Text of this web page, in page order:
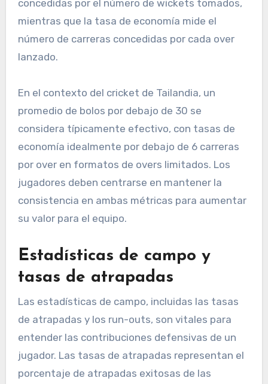
concedidas por el número de wickets tomados,
mientras que la tasa de economía mide el
número de carreras concedidas por cada over
lanzado.
En el contexto del cricket de Tailandia, un
promedio de bolos por debajo de 30 se
considera típicamente efectivo, con tasas de
economía idealmente por debajo de 6 carreras
por over en formatos de overs limitados. Los
jugadores deben centrarse en mantener la
consistencia en ambas métricas para aumentar
su valor para el equipo.
Estadísticas de campo y
tasas de atrapadas
Las estadísticas de campo, incluidas las tasas
de atrapadas y los run-outs, son vitales para
entender las contribuciones defensivas de un
jugador. Las tasas de atrapadas representan el
porcentaje de atrapadas exitosas de las